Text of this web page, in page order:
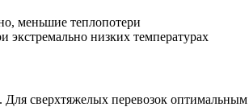
меньшие теплопотери
низких температурах
сверхтяжелых перевозок оптимальным